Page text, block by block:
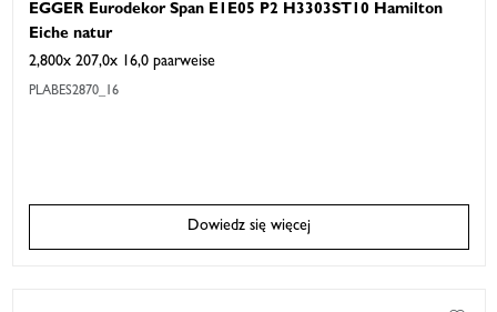
EGGER Eurodekor Span E1E05 P2 H3303ST10 Hamilton
Eiche natur
2,800x 207,0x 16,0 paarweise
PLABES2870_16
Dowiedz się więcej